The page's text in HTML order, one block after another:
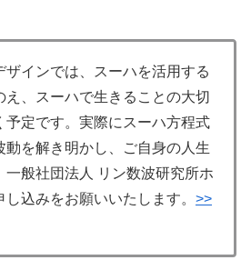
インでは、スーハを活用する
え、スーハで生きることの大切
予定です。実際にスーハ方程式
動を解き明かし、ご自身の人生
一般社団法人 リン数波研究所ホ
込みをお願いいたします。 >>